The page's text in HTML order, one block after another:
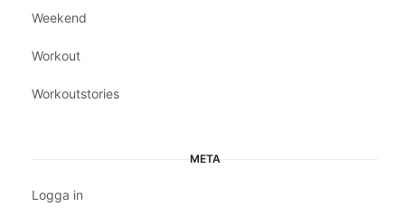
Weekend
Workout
Workoutstories
META
Logga in